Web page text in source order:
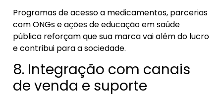
Programas de acesso a medicamentos, parcerias
com ONGs e ações de educação em saúde
pública reforçam que sua marca vai além do lucro
e contribui para a sociedade.
8. Integração com canais
de venda e suporte